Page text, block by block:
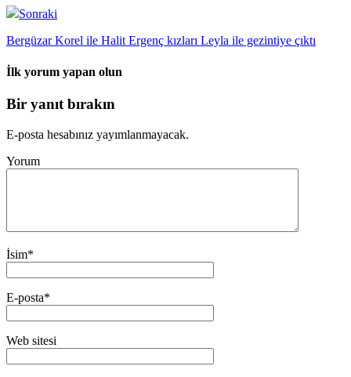
Sonraki
Bergüzar Korel ile Halit Ergenç kızları Leyla ile gezintiye çıktı
İlk yorum yapan olun
Bir yanıt bırakın
E-posta hesabınız yayımlanmayacak.
Yorum
İsim*
E-posta*
Web sitesi